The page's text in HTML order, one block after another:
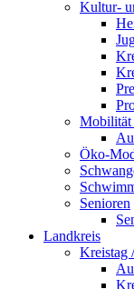
Kultur-
Öko-
Senioren
Landkreis
Kreistag